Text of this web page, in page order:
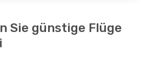
Sie günstige Flüge